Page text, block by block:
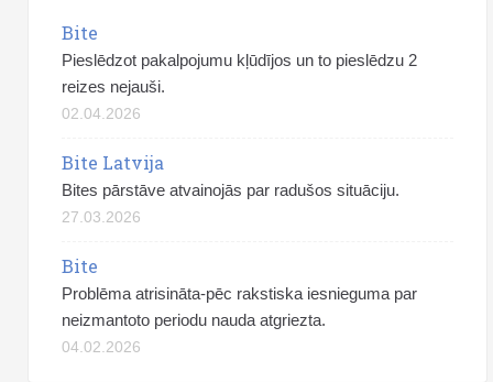
Bite
Pieslēdzot pakalpojumu kļūdījos un to pieslēdzu 2
reizes nejauši.
02.04.2026
Bite Latvija
Bites pārstāve atvainojās par radušos situāciju.
27.03.2026
Bite
Problēma atrisināta-pēc rakstiska iesnieguma par
neizmantoto periodu nauda atgriezta.
04.02.2026